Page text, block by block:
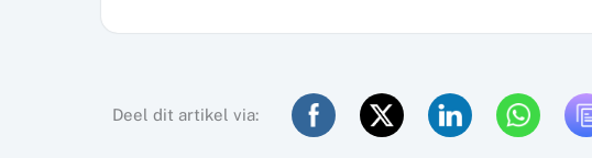
Deel dit artikel via: